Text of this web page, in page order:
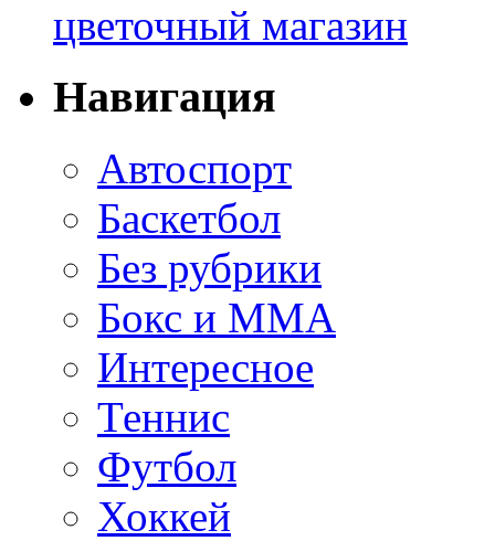
цветочный магазин
Навигация
Автоспорт
Баскетбол
Без рубрики
Бокс и ММА
Интересное
Теннис
Футбол
Хоккей